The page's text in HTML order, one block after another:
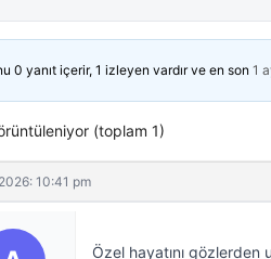
0 yanıt içerir, 1 izleyen vardır ve en son 1
(toplam 1)
10:41 pm
Özel hayatını